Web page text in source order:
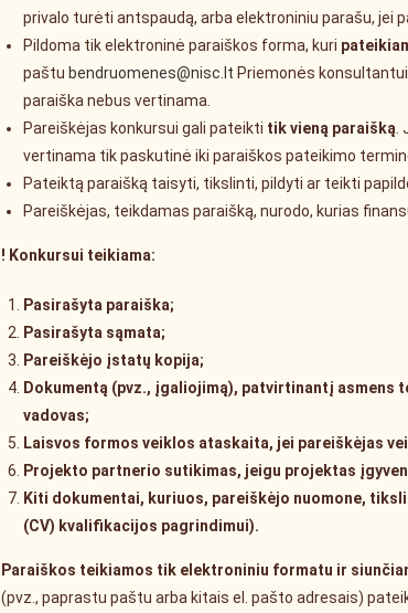
privalo turėti antspaudą, arba elektroniniu parašu, jei
Pildoma tik elektroninė paraiškos forma, kuri
paštu bendruomenes@nisc.lt Priemonės
paraiška nebus vertinama.
Pareiškėjas konkursui gali pateikti tik vieną paraišką
vertinama tik paskutinė iki paraiškos pateikimo
Pateiktą paraišką taisyti, tikslinti, pildyti ar teikti
Pareiškėjas, teikdamas paraišką, nurodo, kurias
! Konkursui teikiama:
Pasirašyta paraiška;
Pasirašyta sąmata;
Pareiškėjo įstatų kopija;
Dokumentą (pvz., įgaliojimą), patvirtinantį asmens
vadovas;
Laisvos formos veiklos ataskaita, jei pareiškėjas
Projekto partnerio sutikimas, jeigu projektas
Kiti dokumentai, kuriuos, pareiškėjo nuomone,
(CV) kvalifikacijos pagrindimui).
Paraiškos teikiamos tik elektroniniu formatu ir
(pvz., paprastu paštu arba kitais el. pašto adresais)